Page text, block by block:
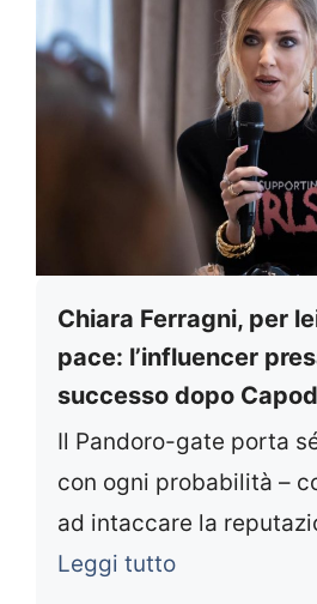
Chiara Ferragni, per
pace: l’influencer
successo dopo
Il Pandoro-gate porta
con ogni probabilità –
ad intaccare la
Leggi tutto